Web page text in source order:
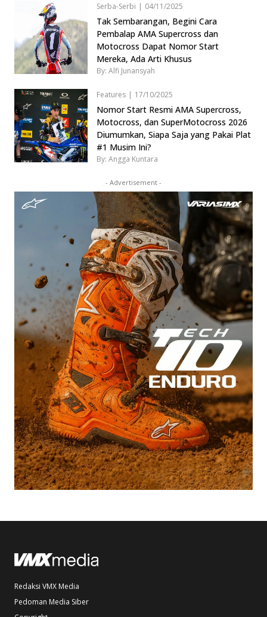
Serba-Serbi | 04/11/2025
Tak Sembarangan, Begini Cara
Pembalap AMA Supercross dan
Motocross Dapat Nomor Start
Mereka, Ada Arti Khusus
By: Alfi Junansyah
Features | 17/10/2025
Nomor Start Resmi AMA Supercross,
Motocross, dan SuperMotocross 2026
Diumumkan, Siapa Saja yang Pakai Plat
#1 Musim Ini?
By: Angga Kuntara
- Advertisement -
Redaksi VMX Media
Pedoman Media Siber